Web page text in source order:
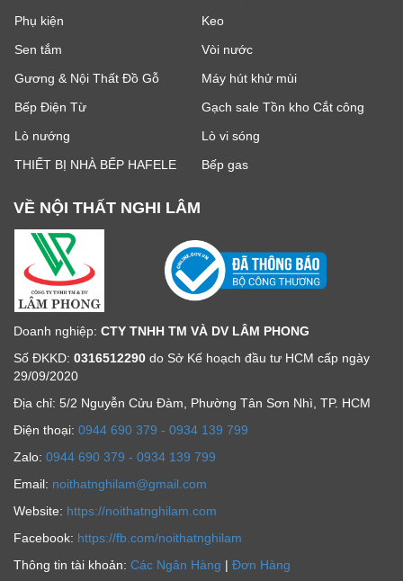
Phụ kiện
Keo
Sen tắm
Vòi nước
Gương & Nội Thất Đồ Gỗ
Máy hút khử mùi
Bếp Điện Từ
Gạch sale Tồn kho Cắt công
Lò nướng
Lò vi sóng
THIẾT BỊ NHÀ BẾP HAFELE
Bếp gas
VỀ NỘI THẤT NGHI LÂM
Doanh nghiệp: CTY TNHH TM VÀ DV LÂM PHONG
Số ĐKKD: 0316512290 do Sở Kế hoạch đầu tư HCM cấp ngày
29/09/2020
Địa chỉ: 5/2 Nguyễn Cửu Đàm, Phường Tân Sơn Nhì, TP. HCM
Ðiện thoại: 0944 690 379 - 0934 139 799
Zalo: 0944 690 379 - 0934 139 799
Email: noithatnghilam@gmail.com
Website: https://noithatnghilam.com
Facebook: https://fb.com/noithatnghilam
Thông tin tài khoản: Các Ngân Hàng | Đơn Hàng